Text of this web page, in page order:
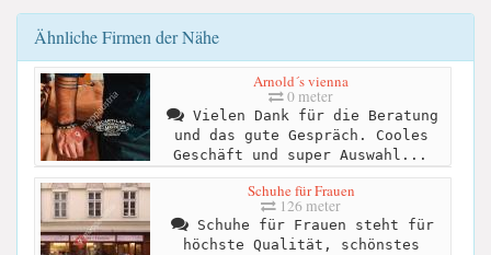
Ähnliche Firmen der Nähe
Arnold´s vienna
0 meter
Vielen Dank für die Beratung
und das gute Gespräch. Cooles
Geschäft und super Auswahl...
Schuhe für Frauen
126 meter
Schuhe für Frauen steht für
höchste Qualität, schönstes